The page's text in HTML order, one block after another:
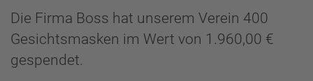
Die Firma Boss hat unserem Verein 400
Gesichtsmasken im Wert von 1.960,00 €
gespendet.